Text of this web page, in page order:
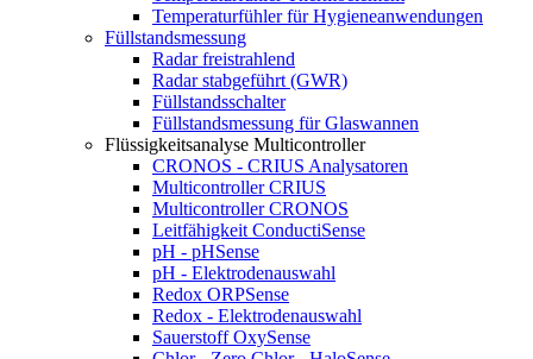
Temperaturfühler für Hygieneanwendungen
Füllstandsmessung
Radar freistrahlend
Radar stabgeführt (GWR)
Füllstandsschalter
Füllstandsmessung für Glaswannen
Flüssigkeitsanalyse Multicontroller
CRONOS - CRIUS Analysatoren
Multicontroller CRIUS
Multicontroller CRONOS
Leitfähigkeit ConductiSense
pH - pHSense
pH - Elektrodenauswahl
Redox ORPSense
Redox - Elektrodenauswahl
Sauerstoff OxySense